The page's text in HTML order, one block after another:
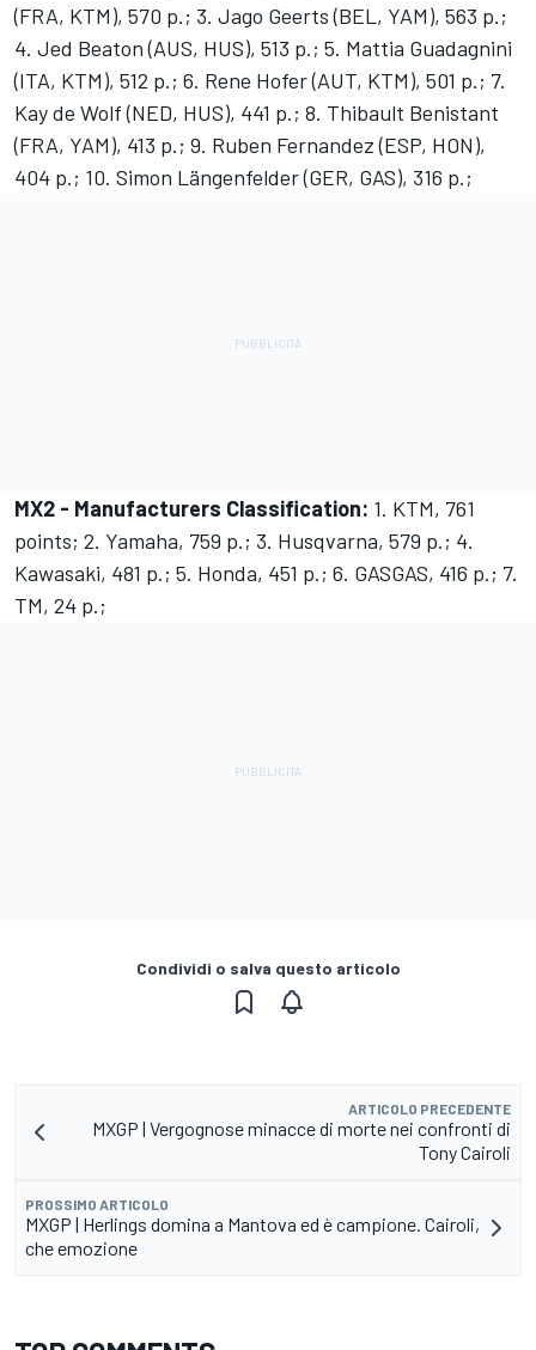
(FRA, KTM), 570 p.; 3. Jago Geerts (BEL, YAM), 563 p.;
4. Jed Beaton (AUS, HUS), 513 p.; 5. Mattia Guadagnini
(ITA, KTM), 512 p.; 6. Rene Hofer (AUT, KTM), 501 p.; 7.
Kay de Wolf (NED, HUS), 441 p.; 8. Thibault Benistant
(FRA, YAM), 413 p.; 9. Ruben Fernandez (ESP, HON),
404 p.; 10. Simon Längenfelder (GER, GAS), 316 p.;
MX2 - Manufacturers Classification: 1. KTM, 761
points; 2. Yamaha, 759 p.; 3. Husqvarna, 579 p.; 4.
Kawasaki, 481 p.; 5. Honda, 451 p.; 6. GASGAS, 416 p.; 7.
TM, 24 p.;
Condividi o salva questo articolo
ARTICOLO PRECEDENTE
MXGP | Vergognose minacce di morte nei confronti di
Tony Cairoli
PROSSIMO ARTICOLO
MXGP | Herlings domina a Mantova ed è campione. Cairoli,
che emozione